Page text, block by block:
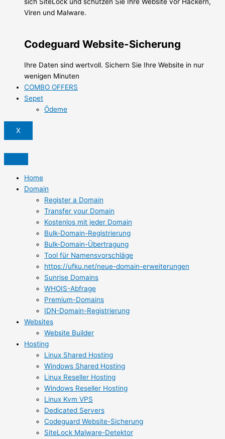
Viren und Malware.
Codeguard Website-Sicherung
Ihre Daten sind wertvoll. Sichern Sie Ihre Website in nur
wenigen Minuten
COMBO OFFERS
Sepet
Ödeme
X
Home
Domain
Register a Domain
Transfer your Domain
Kostenlos mit jeder Domain
Bulk-Domain-Registrierung
Bulk-Domain-Übertragung
Tool für Namensvorschläge
https://ufku.net/neue-domain-erweiterungen
Sunrise Domains
WHOIS-Abfrage
Premium-Domains
IDN-Domain-Registrierung
Websites
Website Builder
Hosting
Linux Shared Hosting
Windows Shared Hosting
Linux Reseller Hosting
Windows Reseller Hosting
Linux Kvm VPS
Dedicated Servers
Codeguard Website-Sicherung
SiteLock Malware-Detektor